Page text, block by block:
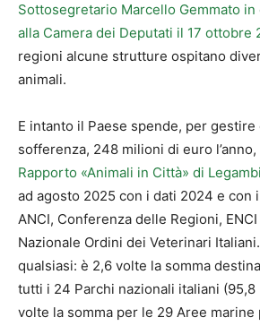
Sottosegretario Marcello Gemmato
alla Camera dei Deputati il 17 ottobre
regioni alcune strutture ospitano
animali.
E intanto il Paese spende, per gestire
sofferenza, 248 milioni di euro
Rapporto «Animali in Città» di
ad agosto 2025 con i dati 2024 e con
ANCI, Conferenza delle Regioni,
Nazionale Ordini dei Veterinari
qualsiasi: è 2,6 volte la somma
tutti i 24 Parchi nazionali italiani
volte la somma per le 29 Aree marine